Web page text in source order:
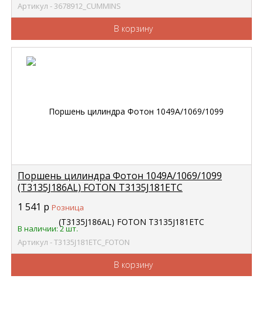
Артикул - 3678912_CUMMINS
В корзину
Поршень цилиндра Фотон 1049А/1069/1099
(T3135J186AL) FOTON T3135J181ETC
1 541 р Розница
В наличии: 2 шт.
Артикул - T3135J181ETC_FOTON
В корзину